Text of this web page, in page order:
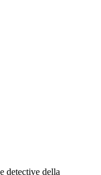
detective della